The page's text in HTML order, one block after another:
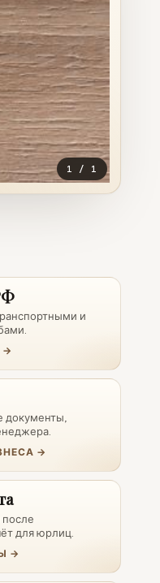
1 / 1
и
→
документы,
→
для юрлиц.
→